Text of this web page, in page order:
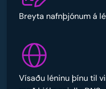
Breyta nafnþjónum á
Vísaðu léninu þínu til